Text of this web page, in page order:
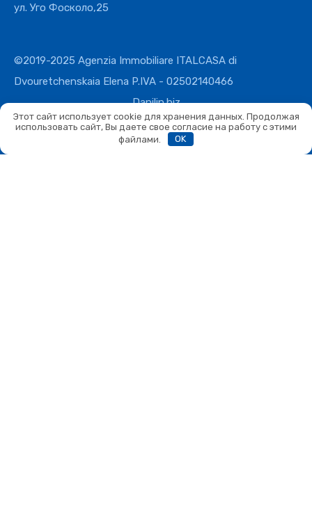
ул. Уго Фосколо,25
©2019-2025 Agenzia Immobiliare ITALCASA di
Dvouretchenskaia Elena P.IVA - 02502140466
Danilin.biz
Этот сайт использует cookie для хранения данных. Продолжая
использовать сайт, Вы даете свое согласие на работу с этими
файлами.
OK